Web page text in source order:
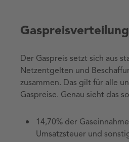
Gaspreisverteilung
Der Gaspreis setzt sich aus
Netzentgelten und
zusammen. Das gilt für alle
Gaspreise. Genau sieht das
14,70% der
Umsatzsteuer und